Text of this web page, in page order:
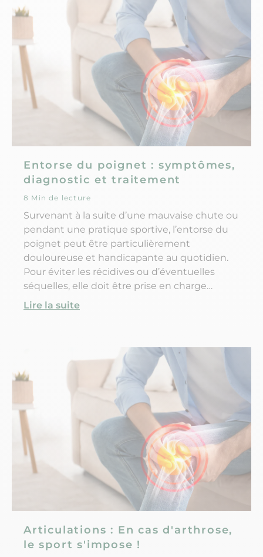
comment soigner une entorse au petit doigt
?
Entorse du poignet : symptômes,
diagnostic et traitement
8 Min de lecture
Survenant à la suite d’une mauvaise chute ou
pendant une pratique sportive, l’entorse du
poignet peut être particulièrement
douloureuse et handicapante au quotidien.
Pour éviter les récidives ou d’éventuelles
séquelles, elle doit être prise en charge
correctement et le traitement bien suivi. Alors
consulter ? Et comment soigner ce type
d’entorse ?
Lire la suite
Articulations : En cas d'arthrose,
le sport s'impose !